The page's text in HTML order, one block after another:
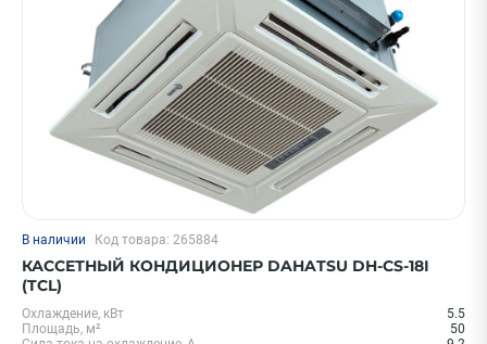
В наличии Код товара: 265884
КАССЕТНЫЙ КОНДИЦИОНЕР DAHATSU DH-CS-18I
(TCL)
Охлаждение, кВт
5.5
Площадь, м²
50